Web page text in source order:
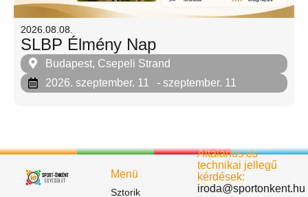
2026.08.08.
SLBP Élmény Nap
Budapest, Csepeli Strand
2026. szeptember. 11
- szeptember. 11
Menü
Sztorik
Általános és
technikai jellegű
kérdések:
iroda@sportonkent.hu